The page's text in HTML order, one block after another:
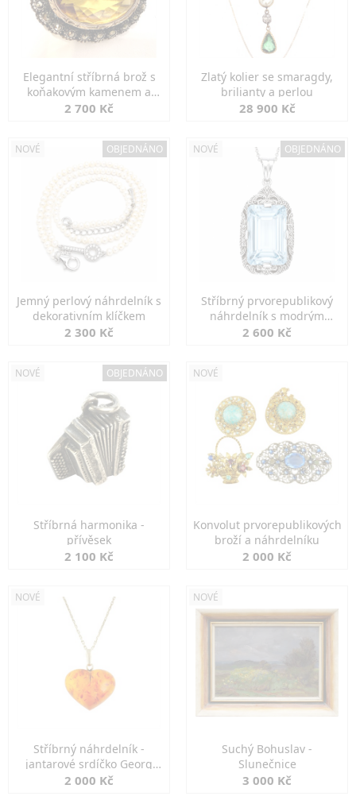
Elegantní stříbrná brož s
koňakovým kamenem a
markazity
2 700 Kč
Zlatý kolier se smaragdy,
brilianty a perlou
28 900 Kč
NOVÉ OBJEDNÁNO
Jemný perlový náhrdelník s
dekorativním klíčkem
2 300 Kč
NOVÉ OBJEDNÁNO
Stříbrný prvorepublikový
náhrdelník s modrým
spinelem
2 600 Kč
NOVÉ OBJEDNÁNO
Stříbrná harmonika -
přívěsek
2 100 Kč
NOVÉ
Konvolut prvorepublikových
broží a náhrdelníku
2 000 Kč
NOVÉ
Stříbrný náhrdelník -
jantarové srdíčko Georg
Kramer
2 000 Kč
NOVÉ
Suchý Bohuslav -
Slunečnice
3 000 Kč